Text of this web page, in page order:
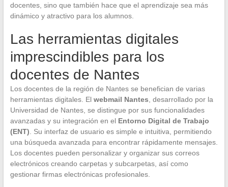
docentes, sino que también hace que el aprendizaje sea más
dinámico y atractivo para los alumnos.
Las herramientas digitales
imprescindibles para los
docentes de Nantes
Los docentes de la región de Nantes se benefician de varias
herramientas digitales. El webmail Nantes , desarrollado por la
Universidad de Nantes, se distingue por sus funcionalidades
avanzadas y su integración en el Entorno Digital de Trabajo
(ENT) . Su interfaz de usuario es simple e intuitiva, permitiendo
una búsqueda avanzada para encontrar rápidamente mensajes.
Los docentes pueden personalizar y organizar sus correos
electrónicos creando carpetas y subcarpetas, así como
gestionar firmas electrónicas profesionales.